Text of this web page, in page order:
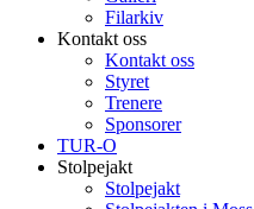
Filarkiv
Kontakt oss
Kontakt oss
Styret
Trenere
Sponsorer
TUR-O
Stolpejakt
Stolpejakt